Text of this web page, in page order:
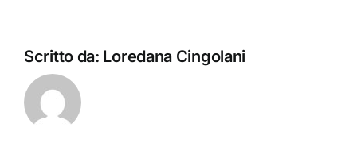
Scritto da: Loredana Cingolani